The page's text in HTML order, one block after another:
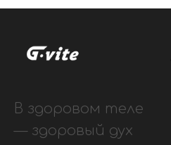
В здоровом теле
— здоровый дух